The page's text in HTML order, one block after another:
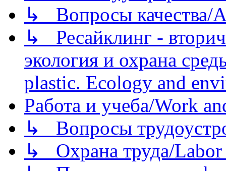
↳ Вопросы качества/
↳ Ресайклинг -
экология и охрана
plastic. Ecology and
Работа и учеба/Work
↳ Вопросы
↳ Охрана труда/Labor